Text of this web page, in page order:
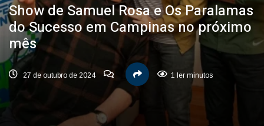
Show de Samuel Rosa e Os Paralamas
do Sucesso em Campinas no próximo
mês
27 de outubro de 2024 1 ler minutos